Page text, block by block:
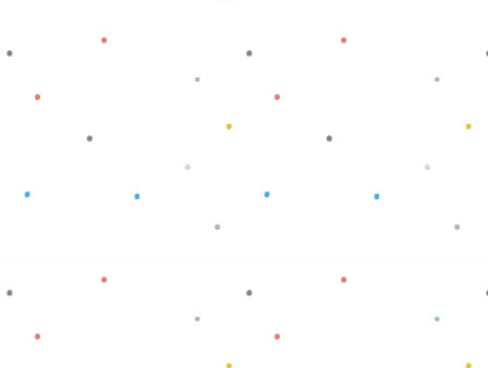
Baca selengkapnya